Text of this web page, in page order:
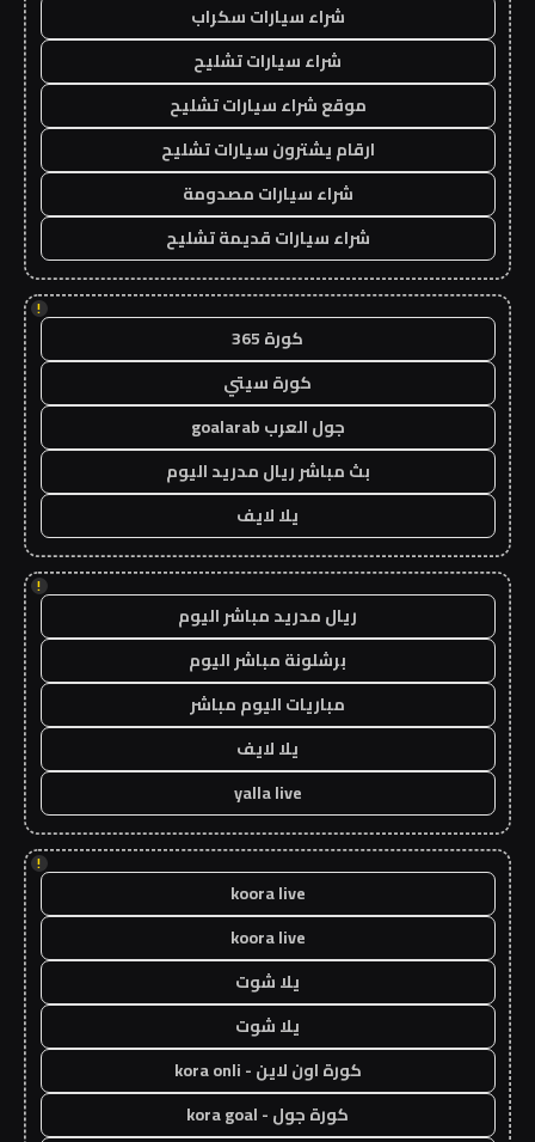
شراء سيارات سكراب
شراء سيارات تشليح
موقع شراء سيارات تشليح
ارقام يشترون سيارات تشليح
شراء سيارات مصدومة
شراء سيارات قديمة تشليح
!
كورة 365
كورة سيتي
جول العرب goalarab
بث مباشر ريال مدريد اليوم
يلا لايف
!
ريال مدريد مباشر اليوم
برشلونة مباشر اليوم
مباريات اليوم مباشر
يلا لايف
yalla live
!
koora live
koora live
يلا شوت
يلا شوت
كورة اون لاين - kora onli
كورة جول - kora goal